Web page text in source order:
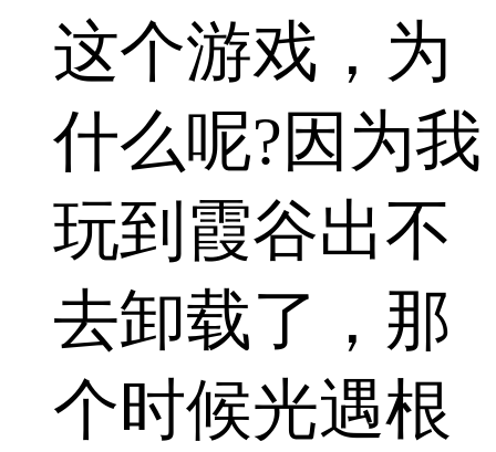
这个游戏，为
什么呢?因为我
玩到霞谷出不
去卸载了，那
个时候光遇根